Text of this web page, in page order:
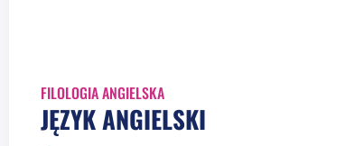
FILOLOGIA ANGIELSKA
JĘZYK ANGIELSKI